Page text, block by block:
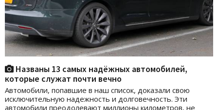
Названы 13 самых надёжных автомобилей,
которые служат почти вечно
Автомобили, попавшие в наш список, доказали свою
исключительную надежность и долговечность. Эти
автомобили преодолевают миллионы километров, не